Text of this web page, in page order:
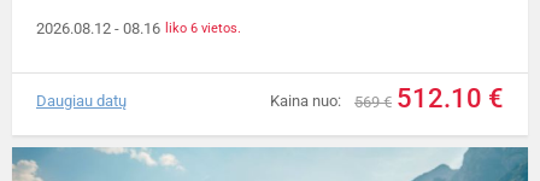
2026.08.12 - 08.16 liko 6 vietos.
Kaina nuo: 569 € 512.10 €
Daugiau datų